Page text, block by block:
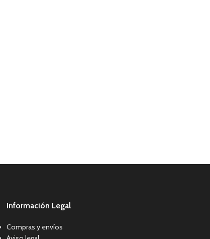
Información Legal
Compras y envíos